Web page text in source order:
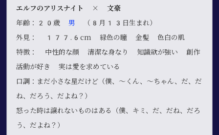
エルフのアリスナイト × 文豪
年齢：20歳男
（8月13日生まれ）
外見： 177.6cm 緑色の瞳 金髪 色白の肌
特徴： 中性的な顔 清潔な身なり 知識欲が強い 創作
活動が好き 実は愛を求めている
口調：まだ小さな星だけど（僕、～くん、～ちゃん、だ、だ
ね、だろう、だよね？）
怒った時は譲れないものはある（僕、キミ、だ、だね、だろ
う、だよね？）